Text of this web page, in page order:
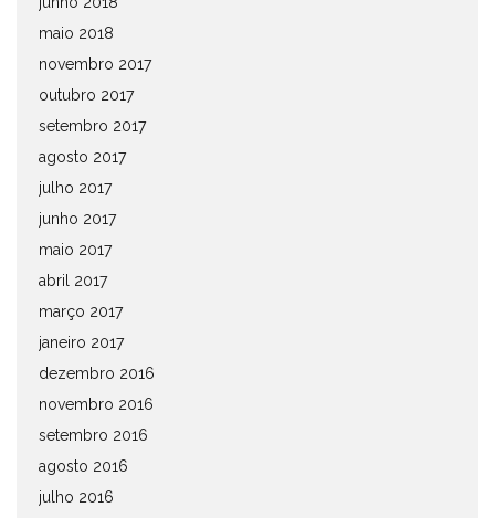
maio 2018
novembro 2017
outubro 2017
setembro 2017
agosto 2017
julho 2017
junho 2017
maio 2017
abril 2017
março 2017
janeiro 2017
dezembro 2016
novembro 2016
setembro 2016
agosto 2016
julho 2016